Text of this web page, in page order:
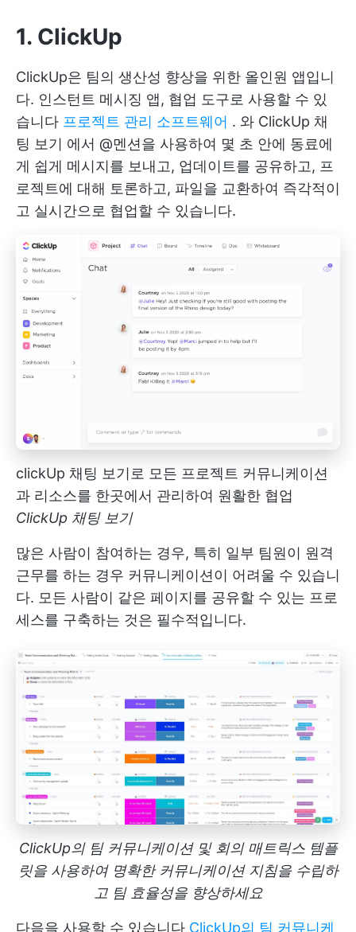
1. ClickUp
ClickUp은 팀의 생산성 향상을 위한 올인원 앱입니
다. 인스턴트 메시징 앱, 협업 도구로 사용할 수 있
습니다 프로젝트 관리 소프트웨어 . 와 ClickUp 채
팅 보기 에서 @멘션을 사용하여 몇 초 안에 동료에
게 쉽게 메시지를 보내고, 업데이트를 공유하고, 프
로젝트에 대해 토론하고, 파일을 교환하여 즉각적이
고 실시간으로 협업할 수 있습니다.
clickUp 채팅 보기로 모든 프로젝트 커뮤니케이션
과 리소스를 한곳에서 관리하여 원활한 협업
ClickUp 채팅 보기
많은 사람이 참여하는 경우, 특히 일부 팀원이 원격
근무를 하는 경우 커뮤니케이션이 어려울 수 있습니
다. 모든 사람이 같은 페이지를 공유할 수 있는 프로
세스를 구축하는 것은 필수적입니다.
ClickUp의 팀 커뮤니케이션 및 회의 매트릭스 템플
릿을 사용하여 명확한 커뮤니케이션 지침을 수립하
고 팀 효율성을 향상하세요
다음을 사용할 수 있습니다 ClickUp의 팀 커뮤니케